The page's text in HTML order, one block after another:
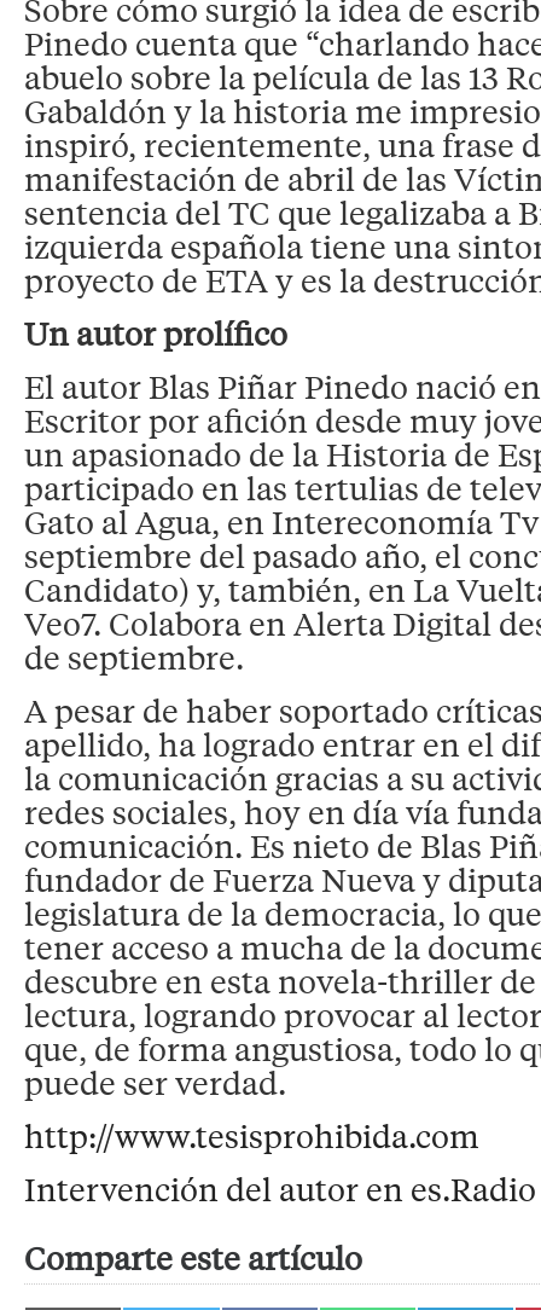
Sobre cómo surgió la idea de
Pinedo cuenta que “charlando
abuelo sobre la película de las 13
Gabaldón y la historia me
inspiró, recientemente, una frase
manifestación de abril de las
sentencia del TC que legalizaba a
izquierda española tiene una
proyecto de ETA y es la
Un autor prolífico
El autor Blas Piñar Pinedo nació
Escritor por afición desde muy
un apasionado de la Historia de
participado en las tertulias de
Gato al Agua, en Intereconomía
septiembre del pasado año, el
Candidato) y, también, en La
Veo7. Colabora en Alerta Digital
de septiembre.
A pesar de haber soportado
apellido, ha logrado entrar en el
la comunicación gracias a su
redes sociales, hoy en día vía
comunicación. Es nieto de Blas
fundador de Fuerza Nueva y
legislatura de la democracia, lo
tener acceso a mucha de la
descubre en esta novela-thriller
lectura, logrando provocar al
que, de forma angustiosa, todo lo
puede ser verdad.
http://www.tesisprohibida.com
Intervención del autor en es.Radio
Comparte este artículo